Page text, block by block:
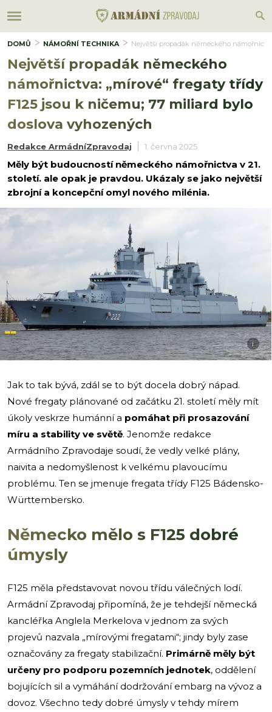
DOMŮ NÁMOŘNÍ TECHNIKA Největší propadák německého
Největší propadák německého
námořnictva: „mírové“ fregaty třídy
F125 jsou k ničemu; 77 miliard bylo
doslova vyhozených
Redakce ArmádníZpravodaj 1. června 2025
Měly být budoucností německého námořnictva v 21.
století. ale opak je pravdou. Ukázaly se jako největší
zbrojní a koncepční omyl nového milénia.
i
Jak to tak bývá, zdál se to být docela dobrý nápad.
Nové fregaty plánované od začátku 21. století měly mít
úkoly veskrze humánní a pomáhat při prosazování
míru a stability ve světě. Jenomže redakce
Armádního Zpravodaje soudí, že vedly velké plány,
naivita a nedomyšlenost k velkému plavoucímu
problému. Ten se jmenuje fregata třídy F125 Bádensko-
Württembersko.
Německo mělo s F125 dobré
úmysly
F125 měla představovat novou třídu válečných lodí.
Armádní Zpravodaj připomíná, že je tehdejší německá
kancléřka Anglela Merkelova v jednom za svých
projevů nazvala „mírovými fregatami“; jindy byly zase
označovány za fregaty stabilizační. Primárně měly být
určeny pro podporu pozemních jednotek, oddělení
bojujících sil a vymáhání dodržování embarg na vývoz a
dovoz. Všechno tedy dobré úmysly v tehdy mírem